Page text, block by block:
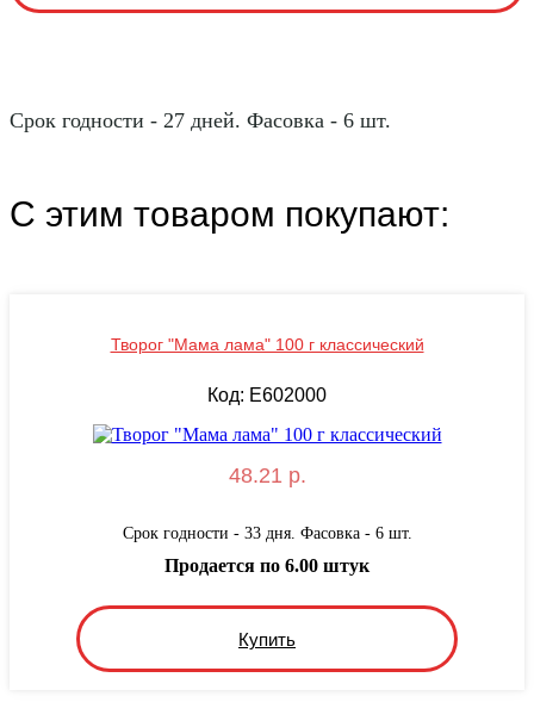
Срок годности - 27 дней. Фасовка - 6 шт.
С этим товаром покупают:
Творог "Мама лама" 100 г классический
Код: E602000
48.21 р.
Срок годности - 33 дня. Фасовка - 6 шт.
Купить
Продается по 6.00 штук